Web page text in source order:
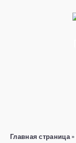
Главная страница»